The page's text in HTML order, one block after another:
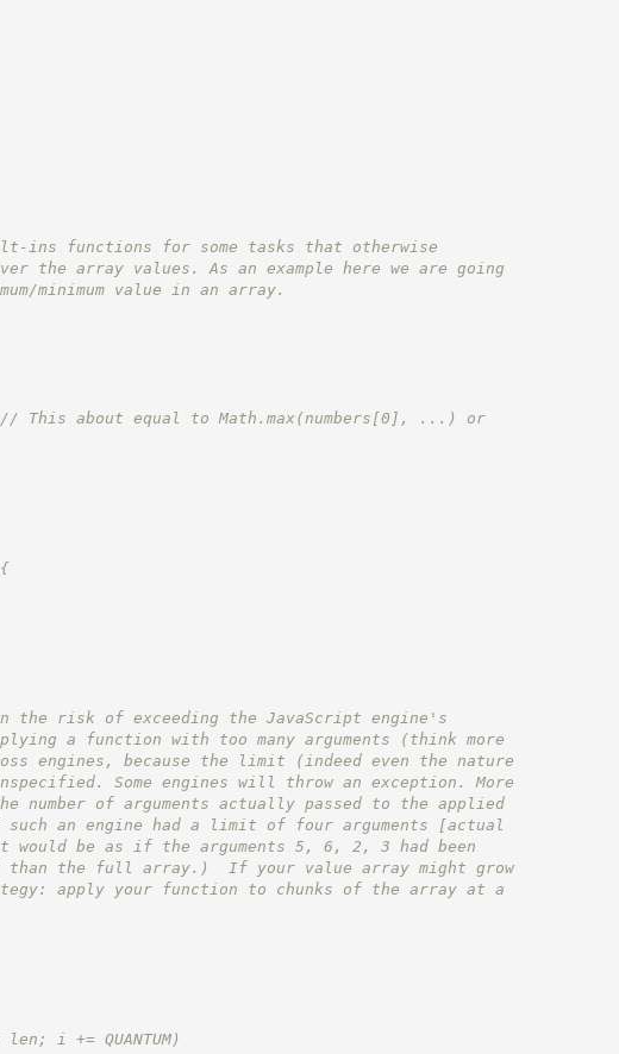
ins functions for some tasks that otherwise
the array values. As an example here we are going
minimum value in an array.
This about equal to Math.max(numbers[0], ...) or
the risk of exceeding the JavaScript engine's
a function with too many arguments (think more
engines, because the limit (indeed even the nature
Some engines will throw an exception. More
of arguments actually passed to the applied
an engine had a limit of four arguments [actual
be as if the arguments 5, 6, 2, 3 had been
than the full array.)  If your value array might grow
apply your function to chunks of the array at a
i += QUANTUM)